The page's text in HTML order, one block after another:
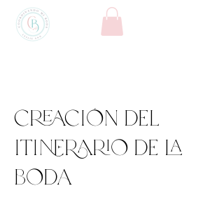
Creación del
Itinerario de la
Boda